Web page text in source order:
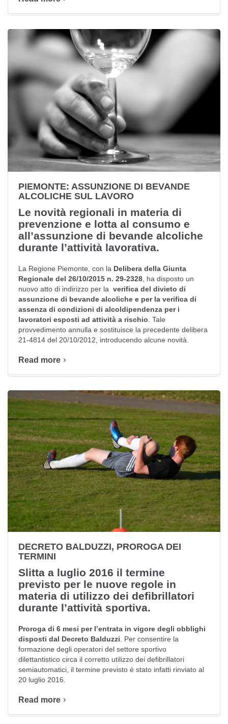
PIEMONTE: ASSUNZIONE DI BEVANDE
ALCOLICHE SUL LAVORO
Le novità regionali in materia di
prevenzione e lotta al consumo e
all’assunzione di bevande alcoliche
durante l’attività lavorativa.
La Regione Piemonte, con la Delibera della Giunta
Regionale del 26/10/2015 n. 29-2328 , ha disposto un
nuovo atto di indirizzo per la verifica del divieto di
assunzione di bevande alcoliche e per la verifica di
assenza di condizioni di alcoldipendenza per i
lavoratori esposti ad attività a rischio . Tale
provvedimento annulla e sostituisce la precedente delibera
21-4814 del 20/10/2012, introducendo alcune novità.
Read more
DECRETO BALDUZZI, PROROGA DEI
TERMINI
Slitta a luglio 2016 il termine
previsto per le nuove regole in
materia di utilizzo dei defibrillatori
durante l’attività sportiva.
Proroga di 6 mesi per l’entrata in vigore degli obblighi
disposti dal Decreto Balduzzi. Per consentire la
formazione degli operatori del settore sportivo
dilettantistico circa il corretto utilizzo dei defibrillatori
semiautomatici, il termine previsto è stato infatti rinviato al
20 luglio 2016.
Read more